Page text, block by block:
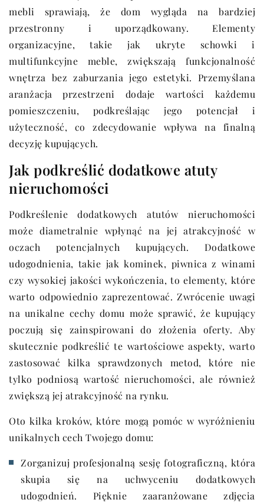
mebli sprawiają, że dom wygląda na bardziej
przestronny i uporządkowany. Elementy
organizacyjne, takie jak ukryte schowki i
multifunkcyjne meble, zwiększają funkcjonalność
wnętrza bez zaburzania jego estetyki. Przemyślana
aranżacja przestrzeni dodaje wartości każdemu
pomieszczeniu, podkreślając jego potencjał i
użyteczność, co zdecydowanie wpływa na finalną
decyzję kupujących.
Jak podkreślić dodatkowe atuty
nieruchomości
Podkreślenie dodatkowych atutów nieruchomości
może diametralnie wpłynąć na jej atrakcyjność w
oczach potencjalnych kupujących. Dodatkowe
udogodnienia, takie jak kominek, piwnica z winami
czy wysokiej jakości wykończenia, to elementy, które
warto odpowiednio zaprezentować. Zwrócenie uwagi
na unikalne cechy domu może sprawić, że kupujący
poczują się zainspirowani do złożenia oferty. Aby
skutecznie podkreślić te wartościowe aspekty, warto
zastosować kilka sprawdzonych metod, które nie
tylko podniosą wartość nieruchomości, ale również
zwiększą jej atrakcyjność na rynku.
Oto kilka kroków, które mogą pomóc w wyróżnieniu
unikalnych cech Twojego domu:
Zorganizuj profesjonalną sesję fotograficzną, która
skupia się na uchwyceniu dodatkowych
udogodnień. Pięknie zaaranżowane zdjęcia